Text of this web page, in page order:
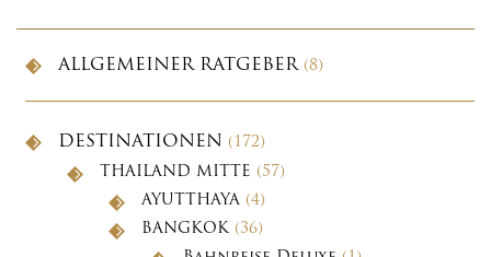
ALLGEMEINER RATGEBER(8)
DESTINATIONEN (172)
THAILAND MITTE (57)
AYUTTHAYA (4)
BANGKOK(36)